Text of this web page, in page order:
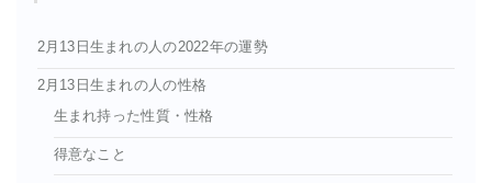
2月13日生まれの人の2022年の運勢
2月13日生まれの人の性格
生まれ持った性質・性格
得意なこと